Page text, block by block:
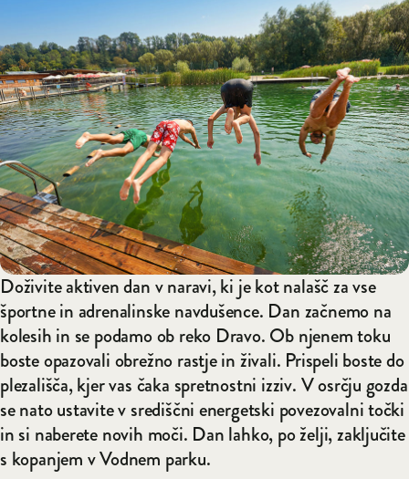
Doživite aktiven dan v naravi, ki je kot nalašč za vse
športne in adrenalinske navdušence. Dan začnemo na
kolesih in se podamo ob reko Dravo. Ob njenem toku
boste opazovali obrežno rastje in živali. Prispeli boste do
plezališča, kjer vas čaka spretnostni izziv. V osrčju gozda
se nato ustavite v središčni energetski povezovalni točki
in si naberete novih moči. Dan lahko, po želji, zaključite
s kopanjem v Vodnem parku.